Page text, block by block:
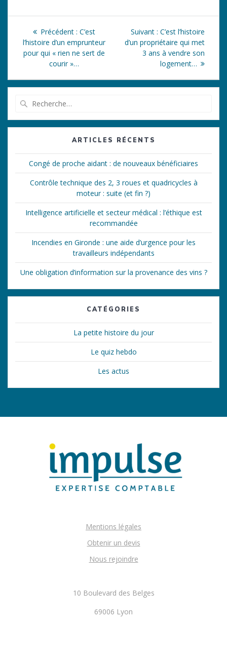
Navigation
de
l’article
Précédent : Article
précédent
:
C’est
l’histoire d’un emprunteur
pour qui « rien ne sert de
courir »…
Suivant : Article
suivant
C’est l’histoire
d’un propriétaire qui met
3 ans à vendre son
logement…
:
ARTICLES RÉCENTS
Congé de proche aidant : de nouveaux bénéficiaires
Contrôle technique des 2, 3 roues et quadricycles à
moteur : suite (et fin ?)
Intelligence artificielle et secteur médical : l’éthique est
recommandée
Incendies en Gironde : une aide d’urgence pour les
travailleurs indépendants
Une obligation d’information sur la provenance des vins ?
CATÉGORIES
La petite histoire du jour
Le quiz hebdo
Les actus
Mentions légales
Obtenir un devis
Nous rejoindre
10 Boulevard des Belges
69006 Lyon